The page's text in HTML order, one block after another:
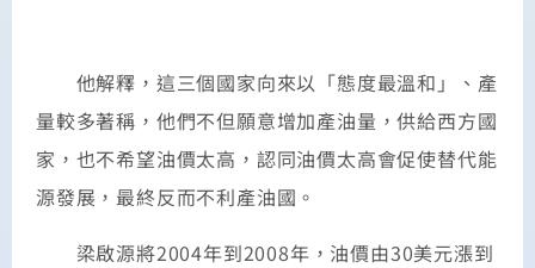
他解釋，這三個國家向來以「態度最溫和」、產
量較多著稱，他們不但願意增加產油量，供給西方國
家，也不希望油價太高，認同油價太高會促使替代能
源發展，最終反而不利產油國。
梁啟源將2004年到2008年，油價由30美元漲到